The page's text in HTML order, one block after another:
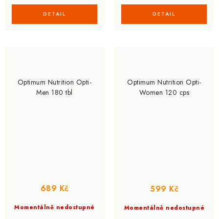
Optimum Nutrition Opti-
Men 180 tbl
Momentálně nedostupné
689 Kč
Optimum Nutrition Opti-
Women 120 cps
Momentálně nedostupné
599 Kč